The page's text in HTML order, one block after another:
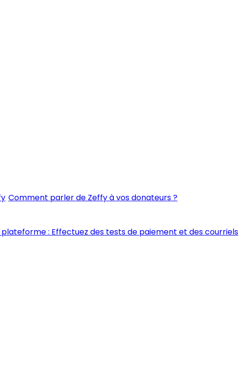
Comment parler de Zeffy à vos donateurs ?
plateforme : Effectuez des tests de paiement et des courriels